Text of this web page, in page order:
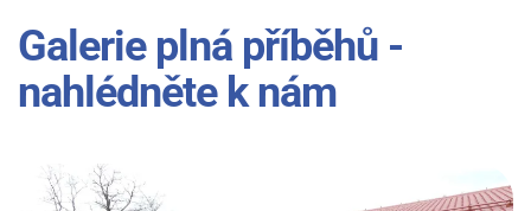
Galerie plná příběhů -
nahlédněte k nám